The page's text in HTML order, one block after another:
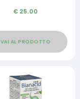
€ 25.00
VAI AL PRODOTTO